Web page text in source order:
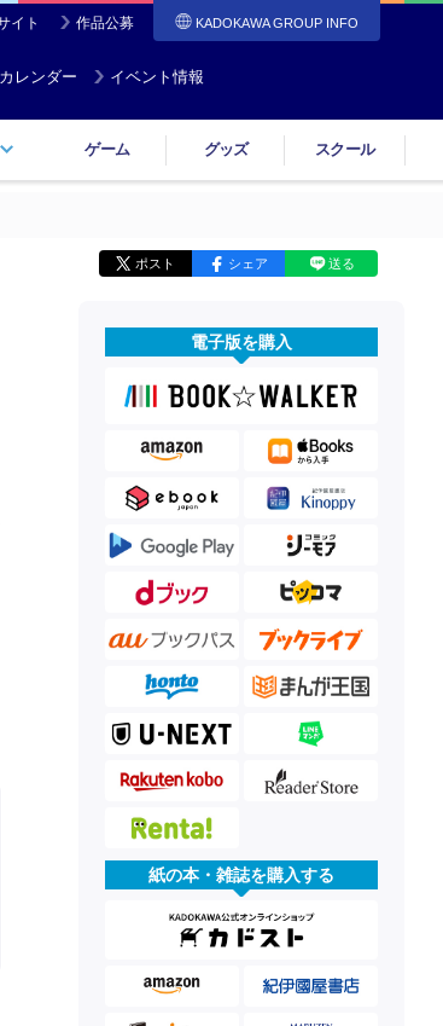
イト 作品公募 KADOKAWA GROUP INFO
レンダー イベント情報
ゲーム グッズ スクール
ポスト シェア 送る
電子版を購入
紙の本・雑誌を購入する